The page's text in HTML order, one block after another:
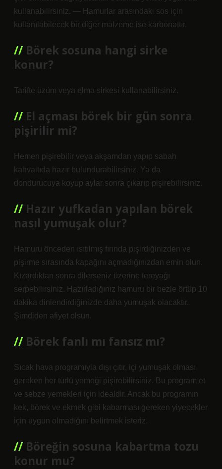
kullanabilirsiniz. — Hamurlar arasındaki sos için
kullanılabilecek bir diğer malzeme ise karbonattır.
Börek sosuna hangi sirke
konur?
Tarifte üzüm veya elma sirkesi kullanabilirsiniz.
El açması börek bir gün sonra
pişirilir mi?
Hemen pişirebilir veya akşamdan yapıp sabah
kahvaltıda hazır bulundurabilirsiniz. Ya da
dondurucuya koyup aylar sonra çıkarıp pişirebilirsiniz.
Hazır yufkadan yapılan börek
nasıl yumuşak olur?
Hamuru önceden ısıtılmış fırında pişirdiğinizden ve
pişirme sırasında kapağını açmadığınızdan emin olun.
Kızardıktan sonra dilerseniz üzerine tereyağı
serpebilirsiniz. Hazırladığınız hamuru bir bezle örtüp 10
dakika dinlendirdiğinizde daha yumuşak olacaktır.
Şimdiden afiyet olsun.
Börek fanlı mı fansız mı?
Sıcak hava programıyla dışı çıtır, içi yumuşak olması
gereken her türlü yemeği pişirebilirsiniz. Bu program et
ve sebze yemekleri için idealdir. Ancak bu programın
kek, börek ve ekmek gibi kabarması gereken yiyecekler
için uygun olmadığını belirtmek isteriz.
Böreğin sosuna kabartma tozu
konur mu?